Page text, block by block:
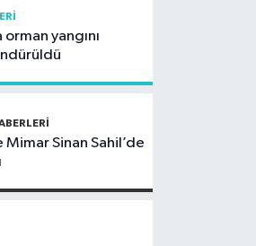
yangını
Sinan Sahil’de